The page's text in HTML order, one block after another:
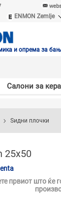
ENMON Zemlje
ENMON MKD
и опрема за
Салони за
Ѕидни плочки
25x50
првиот што ќе